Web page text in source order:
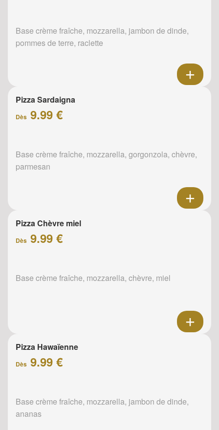
Base crème fraîche, mozzarella, jambon de dinde,
pommes de terre, raclette
Pizza Sardaigna
Dès 9.99 €
Base crème fraîche, mozzarella, gorgonzola, chèvre,
parmesan
Pizza Chèvre miel
Dès 9.99 €
Base crème fraîche, mozzarella, chèvre, miel
Pizza Hawaïenne
Dès 9.99 €
Base crème fraîche, mozzarella, jambon de dinde,
ananas